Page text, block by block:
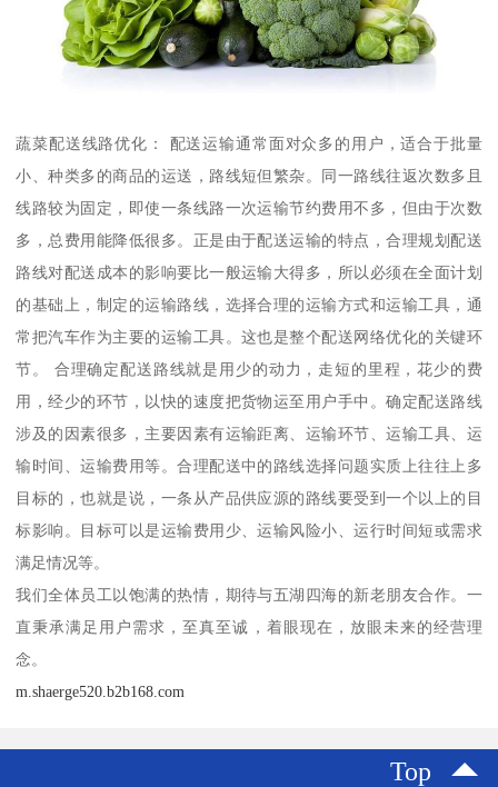
蔬菜配送线路优化： 配送运输通常面对众多的用户，适合于批量
小、种类多的商品的运送，路线短但繁杂。同一路线往返次数多且
线路较为固定，即使一条线路一次运输节约费用不多，但由于次数
多，总费用能降低很多。正是由于配送运输的特点，合理规划配送
路线对配送成本的影响要比一般运输大得多，所以必须在全面计划
的基础上，制定的运输路线，选择合理的运输方式和运输工具，通
常把汽车作为主要的运输工具。这也是整个配送网络优化的关键环
节。 合理确定配送路线就是用少的动力，走短的里程，花少的费
用，经少的环节，以快的速度把货物运至用户手中。确定配送路线
涉及的因素很多，主要因素有运输距离、运输环节、运输工具、运
输时间、运输费用等。合理配送中的路线选择问题实质上往往上多
目标的，也就是说，一条从产品供应源的路线要受到一个以上的目
标影响。目标可以是运输费用少、运输风险小、运行时间短或需求
满足情况等。
我们全体员工以饱满的热情，期待与五湖四海的新老朋友合作。一
直秉承满足用户需求，至真至诚，着眼现在，放眼未来的经营理
念。
m.shaerge520.b2b168.com
Top